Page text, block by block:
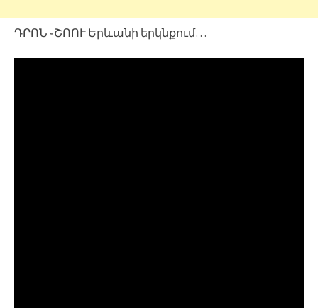
ԴՐՈՆ ֊ՇՈՈՒ Երևանի երկնքում…